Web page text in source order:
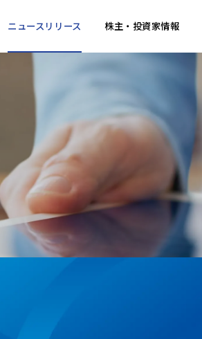
ニュースリリース 株主・投資家情報